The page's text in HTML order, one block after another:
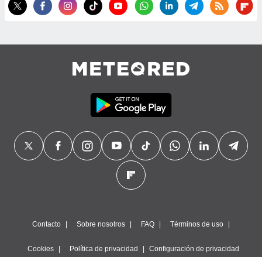
Contacto Sobre nosotros FAQ Términos de uso
Cookies Política de privacidad Configuración de privacidad